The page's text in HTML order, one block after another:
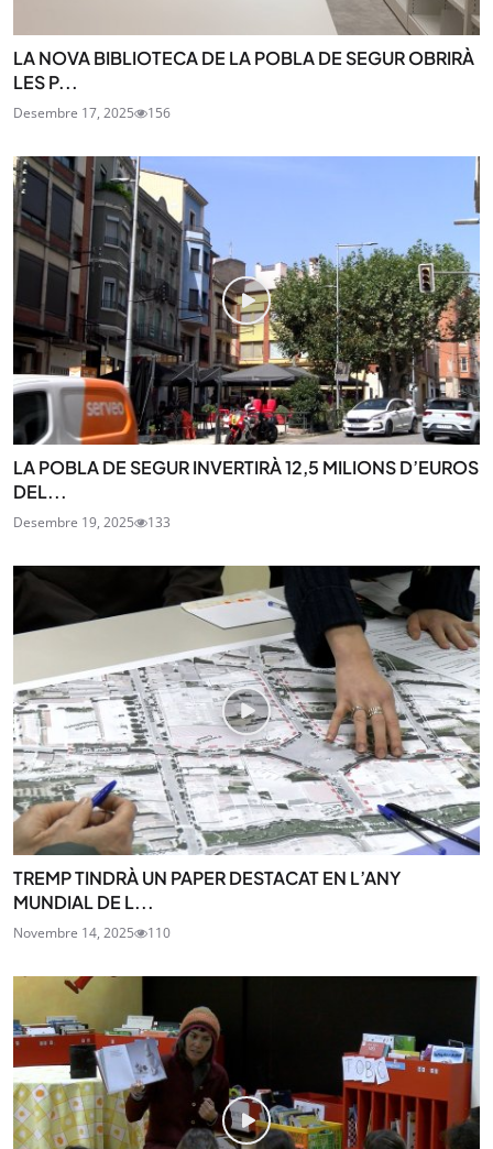
LA NOVA BIBLIOTECA DE LA POBLA DE SEGUR OBRIRÀ
LES P...
Desembre 17, 2025 156
LA POBLA DE SEGUR INVERTIRÀ 12,5 MILIONS D’EUROS
DEL...
Desembre 19, 2025 133
TREMP TINDRÀ UN PAPER DESTACAT EN L’ANY
MUNDIAL DE L...
Novembre 14, 2025 110